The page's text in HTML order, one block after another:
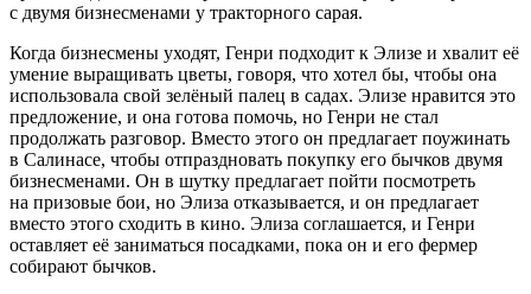
с двумя бизнесменами у тракторного сарая.
Когда бизнесмены уходят, Генри подходит к Элизе и хвалит её
умение выращивать цветы, говоря, что хотел бы, чтобы она
использовала свой зелёный палец в садах. Элизе нравится это
предложение, и она готова помочь, но Генри не стал
продолжать разговор. Вместо этого он предлагает поужинать
в Салинасе, чтобы отпраздновать покупку его бычков двумя
бизнесменами. Он в шутку предлагает пойти посмотреть
на призовые бои, но Элиза отказывается, и он предлагает
вместо этого сходить в кино. Элиза соглашается, и Генри
оставляет её заниматься посадками, пока он и его фермер
собирают бычков.